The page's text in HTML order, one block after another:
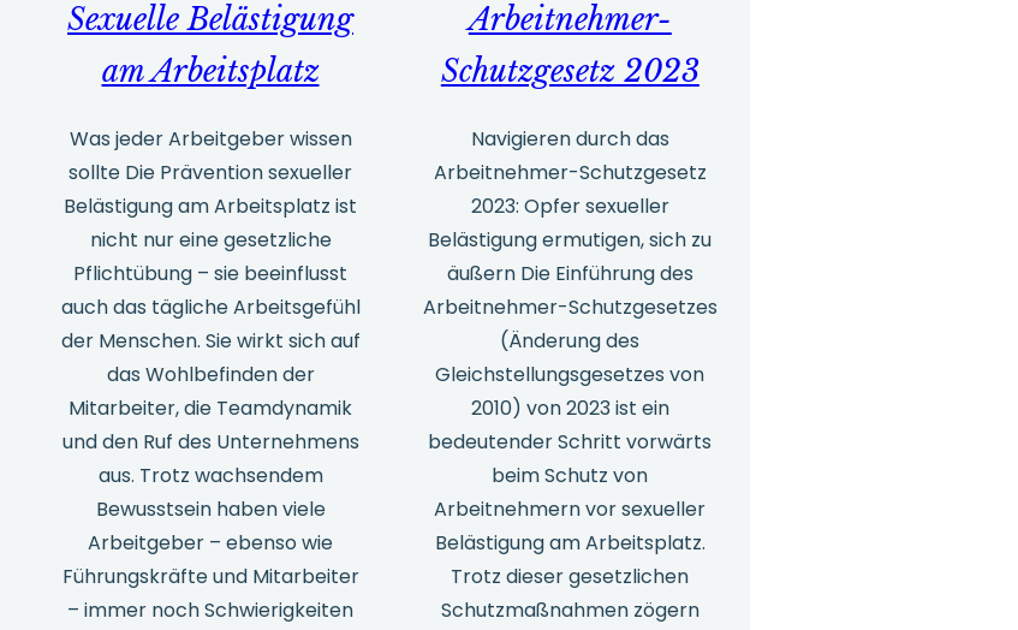
Sexuelle Belästigung
am Arbeitsplatz
Was jeder Arbeitgeber wissen
sollte Die Prävention sexueller
Belästigung am Arbeitsplatz ist
nicht nur eine gesetzliche
Pflichtübung – sie beeinflusst
auch das tägliche Arbeitsgefühl
der Menschen. Sie wirkt sich auf
das Wohlbefinden der
Mitarbeiter, die Teamdynamik
und den Ruf des Unternehmens
aus. Trotz wachsendem
Bewusstsein haben viele
Arbeitgeber – ebenso wie
Führungskräfte und Mitarbeiter
– immer noch Schwierigkeiten
Arbeitnehmer-
Schutzgesetz 2023
Navigieren durch das
Arbeitnehmer-Schutzgesetz
2023: Opfer sexueller
Belästigung ermutigen, sich zu
äußern Die Einführung des
Arbeitnehmer-Schutzgesetzes
(Änderung des
Gleichstellungsgesetzes von
2010) von 2023 ist ein
bedeutender Schritt vorwärts
beim Schutz von
Arbeitnehmern vor sexueller
Belästigung am Arbeitsplatz.
Trotz dieser gesetzlichen
Schutzmaßnahmen zögern